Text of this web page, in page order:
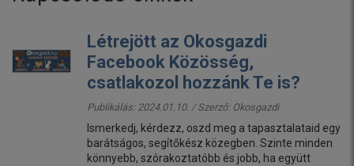
Létrejött az Okosgazdi
Facebook Közösség,
csatlakozol hozzánk Te is?
Publikálás: 2024.01.10. / Szerző: Okosgazdi
Ismerkedj, kérdezz, oszd meg a tapasztalataid egy
barátságos, segítőkész közegben. Szinte minden
könnyebb, szórakoztatóbb és jobb, ha együtt